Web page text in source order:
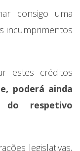
consigo uma
incumprimentos
estes créditos
poderá ainda
do respetivo
legislativas,